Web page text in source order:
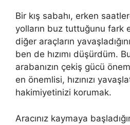
Bir kış sabahı, erken
yolların buz tuttuğunu fark
diğer araçların
ben de hızımı düşürdüm.
arabanızın çekiş gücü
en önemlisi, hızınızı
hakimiyetinizi korumak.
Aracınız kaymaya